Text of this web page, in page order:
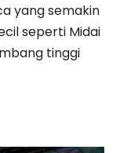
yang semakin
seperti Midai
tinggi